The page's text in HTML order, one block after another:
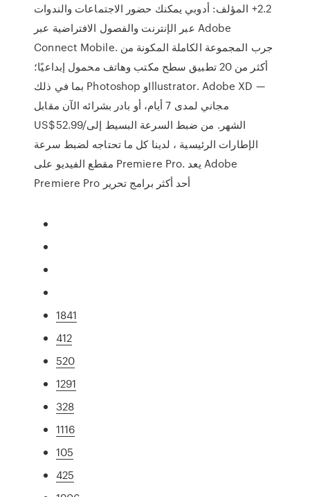
2.2+ المؤلف: أدوبي يمكنك حضور الاجتماعات والندوات
عبر الإنترنت والفصول الافتراضية عبر Adobe
Connect Mobile. جرب المجموعة الكاملة المكونة من
أكثر من 20 تطبيق سطح مكتب وهاتف محمول إبداعيًا؛
بما في ذلك Photoshop وIllustrator. Adobe XD —
مجاني لمدى 7 أيام، أو بادر بشرائه الآن مقابل
US$52.99/الشهر. من ضبط السرعة البسيط إلى
الإطارات الرئيسية ، لدينا كل ما تحتاجه لضبط سرعة
مقطع الفيديو على Premiere Pro. يعد Adobe
Premiere Pro أحد أكثر برامج تحرير
1841
412
520
1291
328
1116
105
425